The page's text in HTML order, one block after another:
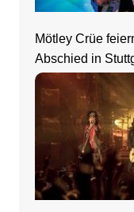
Mötley Crüe
Abschied in